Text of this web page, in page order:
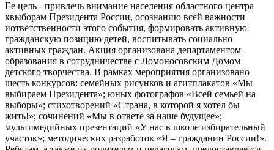
Ее цель - привлечь внимание населения областного центра
квыборам Президента России, осознанию всей важности
иответственности этого события, формировать активную
гражданскую позицию детей, воспитывать социально
активных граждан. Акция организована департаментом
образования в сотрудничестве с Ломоносовским Домом
детского творчества. В рамках мероприятия организовано
шесть конкурсов: семейных рисунков и агитплакатов «Мы
выбираем Президента»; юных фотографов «Всей семьей на
выборы»; стихотворений «Страна, в которой я хотел бы
жить!»; сочинений «Мы в ответе за наше будущее»;
мультимедийных презентаций «У нас в школе избирательный
участок»; методических разработок «Я – гражданин России!».